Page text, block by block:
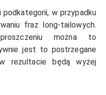
w przypadku
fraz long-tailowych.
można to
jest to postrzegane
rezultacie będą wyżej